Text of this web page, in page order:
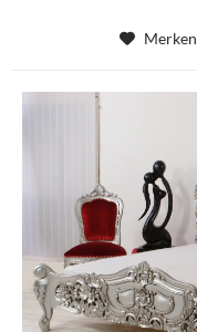
Merken